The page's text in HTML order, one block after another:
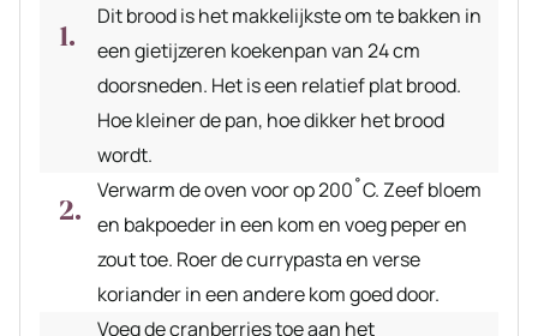
Dit brood is het makkelijkste om te bakken in
een gietijzeren koekenpan van 24 cm
doorsneden. Het is een relatief plat brood.
Hoe kleiner de pan, hoe dikker het brood
wordt.
Verwarm de oven voor op 200˚C. Zeef bloem
en bakpoeder in een kom en voeg peper en
zout toe. Roer de currypasta en verse
koriander in een andere kom goed door.
Voeg de cranberries toe aan het